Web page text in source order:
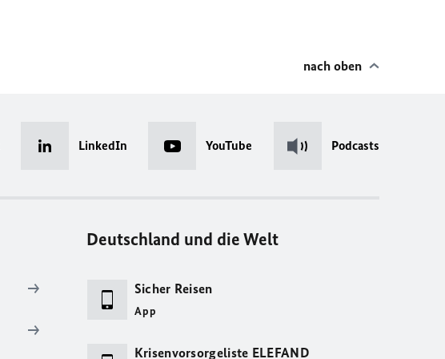
nach oben
LinkedIn YouTube Podcasts
Deutschland und die Welt
Sicher Reisen
App
Krisenvorsorgeliste ELEFAND